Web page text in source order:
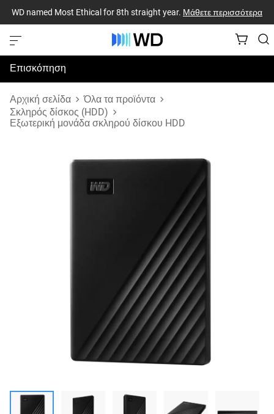
WD named Most Ethical for 8th straight year. Μάθετε περισσότερα
Επισκόπηση
Προδιαγραφές
Υποστήριξη & Πόροι
Αρχική σελίδα
Όλα τα προϊόντα
Σκληρός δίσκος (HDD)
Εξωτερική μονάδα σκληρού δίσκου HDD